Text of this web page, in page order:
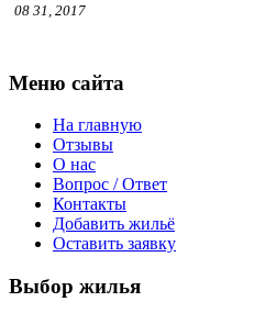
08 31, 2017
Меню сайта
На главную
Отзывы
О нас
Вопрос / Ответ
Контакты
Добавить жильё
Оставить заявку
Выбор жилья